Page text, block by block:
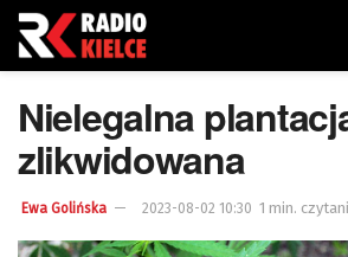
Nielegalna
zlikwidowana
Ewa Golińska 2023-08-02 10:30 1 min.